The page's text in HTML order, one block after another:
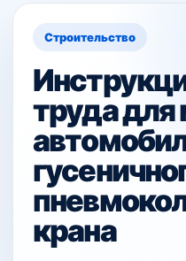
Строительство
труда
крана